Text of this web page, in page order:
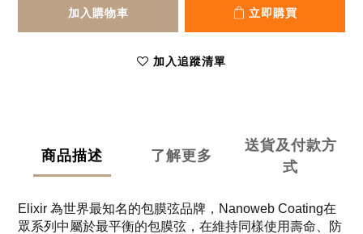
加入購物車 立即購買
加入追蹤清單
商品描述 了解更多
送貨及付款方
式
Elixir 為世界最知名的包膜弦品牌，Nanoweb Coating在
眾系列中屬於最平衡的包膜弦，在維持同樣使用壽命、防